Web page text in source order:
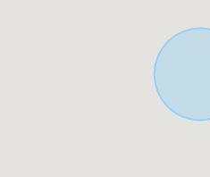
・沿著行幸路有[Times相模
(為被入庫的時間確認，到